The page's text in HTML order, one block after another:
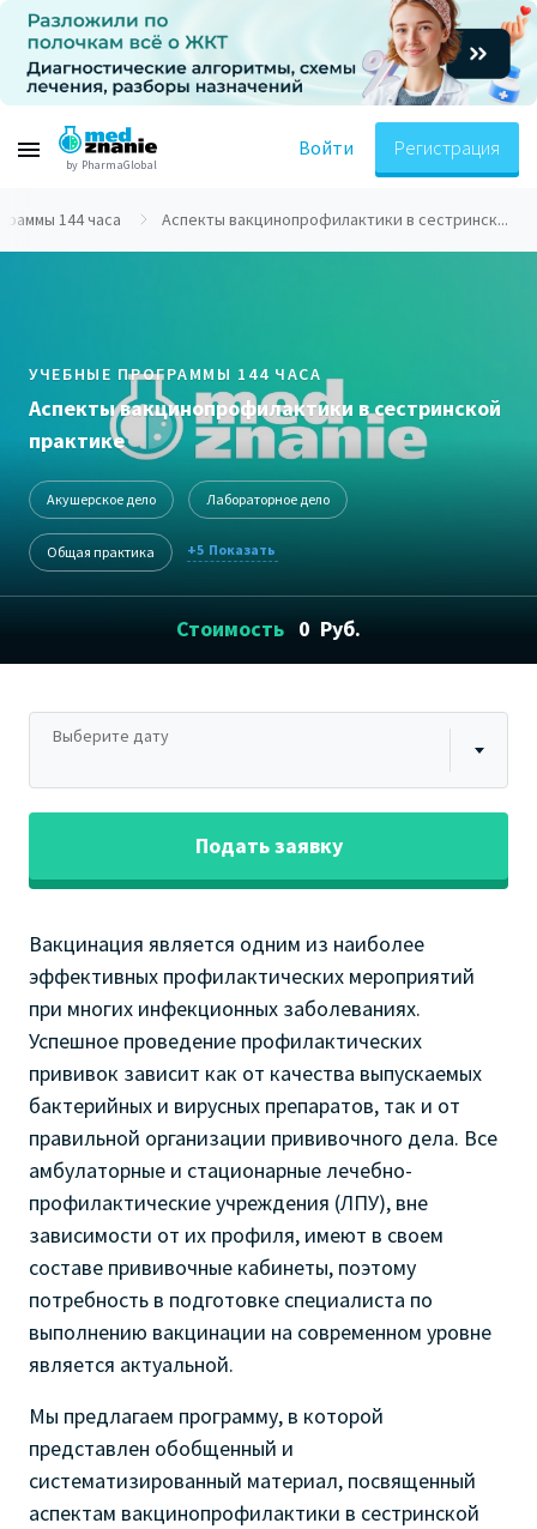
by PharmaGlobal
Войти Регистрация
144 часа Аспекты вакцинопрофилактики в сестринск...
УЧЕБНЫЕ ПРОГРАММЫ 144 ЧАСА
Аспекты вакцинопрофилактики в сестринской
практике
Акушерское дело Лабораторное дело
Общая практика +5
Стоимость 0 Руб.
Выберите дату
Подать заявку
Вакцинация является одним из наиболее
эффективных профилактических мероприятий
при многих инфекционных заболеваниях.
Успешное проведение профилактических
прививок зависит как от качества выпускаемых
бактерийных и вирусных препаратов, так и от
правильной организации прививочного дела. Все
амбулаторные и стационарные лечебно-
профилактические учреждения (ЛПУ), вне
зависимости от их профиля, имеют в своем
составе прививочные кабинеты, поэтому
потребность в подготовке специалиста по
выполнению вакцинации на современном уровне
является актуальной.
Мы предлагаем программу, в которой
представлен обобщенный и
систематизированный материал, посвященный
аспектам вакцинопрофилактики в сестринской